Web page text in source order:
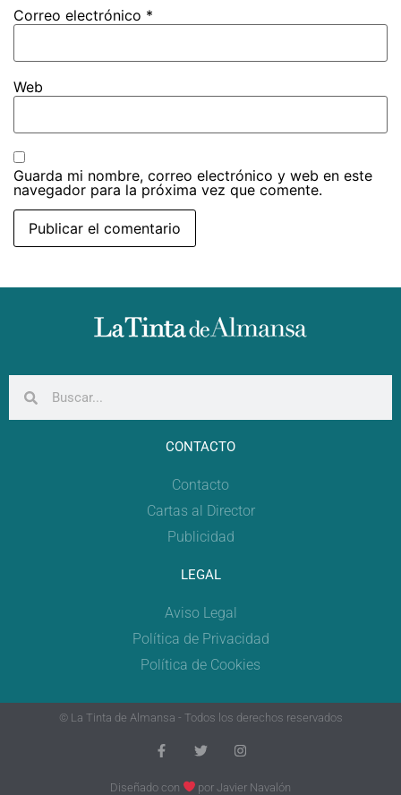
Correo electrónico *
Web
Guarda mi nombre, correo electrónico y web en este
navegador para la próxima vez que comente.
CONTACTO
Contacto
Cartas al Director
Publicidad
LEGAL
Aviso Legal
Política de Privacidad
Política de Cookies
© La Tinta de Almansa - Todos los derechos reservados
Diseñado con porJavier Navalón